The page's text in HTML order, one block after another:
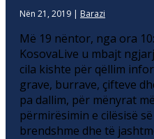
Nën 21, 2019 | Barazi
Më 19 nëntor, nga ora
KosovaLive u mbajt
cila kishte për qëllim
grave, burrave, çifteve
pa dallim, për mënyrat
përmirësimin e cilësisë
brendshme dhe të